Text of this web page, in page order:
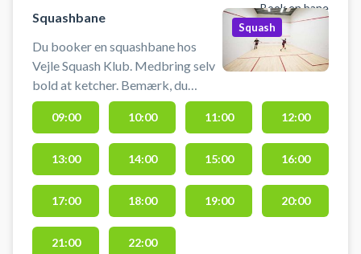
Book en bane
Squashbane
Du booker en squashbane hos
Vejle Squash Klub. Medbring selv
bold at ketcher. Bemærk, du
booker banen i 45 minutter Baner
må kun bruges med indendørssko,
hvor sålerne ikke laver aftryk.
Squash
09:00 10:00 11:00 12:00
13:00 14:00 15:00 16:00
17:00 18:00 19:00 20:00
21:00 22:00